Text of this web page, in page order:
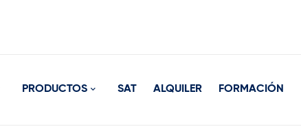
PRODUCTOS SAT ALQUILER FORMACIÓN